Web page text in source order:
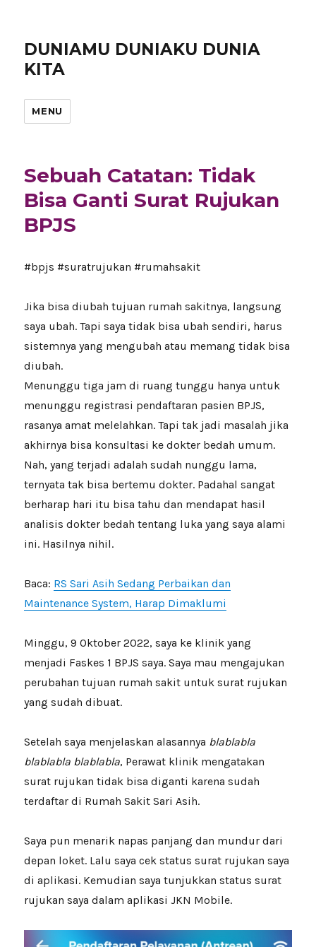
DUNIAMU DUNIAKU DUNIA
KITA
MENU
Sebuah Catatan: Tidak
Bisa Ganti Surat Rujukan
BPJS
#bpjs #suratrujukan #rumahsakit
Jika bisa diubah tujuan rumah sakitnya, langsung
saya ubah. Tapi saya tidak bisa ubah sendiri, harus
sistemnya yang mengubah atau memang tidak bisa
diubah.
Menunggu tiga jam di ruang tunggu hanya untuk
menunggu registrasi pendaftaran pasien BPJS,
rasanya amat melelahkan. Tapi tak jadi masalah jika
akhirnya bisa konsultasi ke dokter bedah umum.
Nah, yang terjadi adalah sudah nunggu lama,
ternyata tak bisa bertemu dokter. Padahal sangat
berharap hari itu bisa tahu dan mendapat hasil
analisis dokter bedah tentang luka yang saya alami
ini. Hasilnya nihil.
Baca: RS Sari Asih Sedang Perbaikan dan
Maintenance System, Harap Dimaklumi
Minggu, 9 Oktober 2022, saya ke klinik yang
menjadi Faskes 1 BPJS saya. Saya mau mengajukan
perubahan tujuan rumah sakit untuk surat rujukan
yang sudah dibuat.
Setelah saya menjelaskan alasannya blablabla
blablabla blablabla, Perawat klinik mengatakan
surat rujukan tidak bisa diganti karena sudah
terdaftar di Rumah Sakit Sari Asih.
Saya pun menarik napas panjang dan mundur dari
depan loket. Lalu saya cek status surat rujukan saya
di aplikasi. Kemudian saya tunjukkan status surat
rujukan saya dalam aplikasi JKN Mobile.